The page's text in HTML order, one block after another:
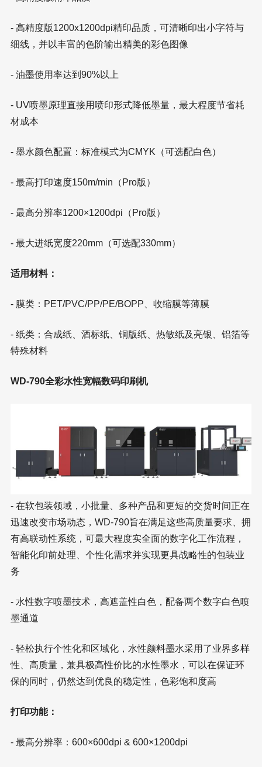
- 高精度版1200x1200dpi精印品质，可清晰印出小字符与
细线，并以丰富的色阶输出精美的彩色图像
- 油墨使用率达到90%以上
- UV喷墨原理直接用喷印形式降低墨量，最大程度节省耗
材成本
- 墨水颜色配置：标准模式为CMYK（可选配白色）
- 最高打印速度150m/min（Pro版）
- 最高分辨率1200×1200dpi（Pro版）
- 最大进纸宽度220mm（可选配330mm）
适用材料：
- 膜类：PET/PVC/PP/PE/BOPP、收缩膜等薄膜
- 纸类：合成纸、酒标纸、铜版纸、热敏纸及亮银、铝箔等
特殊材料
WD-790全彩水性宽幅数码印刷机
- 在软包装领域，小批量、多种产品和更短的交货时间正在
迅速改变市场动态，WD-790旨在满足这些高质量要求、拥
有高联动性系统，可最大程度实全面的数字化工作流程，
智能化印前处理、个性化需求并实现更具战略性的包装业
务
- 水性数字喷墨技术，高遮盖性白色，配备两个数字白色喷
墨通道
- 轻松执行个性化和区域化，水性颜料墨水采用了业界多样
性、高质量，兼具极高性价比的水性墨水，可以在保证环
保的同时，仍然达到优良的稳定性，色彩饱和度高
打印功能：
- 最高分辨率：600×600dpi & 600×1200dpi